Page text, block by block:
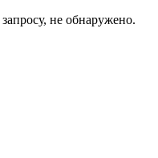
не обнаружено.